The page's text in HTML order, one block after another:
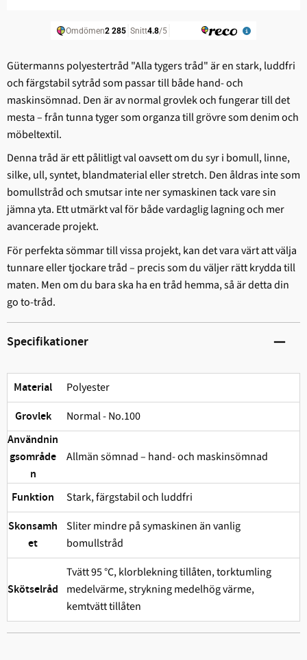
Gütermanns polyestertråd "Alla tygers tråd" är en stark, ludd­fri
och färgstabil sytråd som passar till både hand- och
maskinsömnad. Den är av normal grovlek och fungerar till det
mesta – från tunna tyger som organza till grövre som denim och
möbeltextil.
Denna tråd är ett pålitligt val oavsett om du syr i bomull, linne,
silke, ull, syntet, blandmaterial eller stretch. Den åldras inte som
bomullstråd och smutsar inte ner symaskinen tack vare sin
jämna yta. Ett utmärkt val för både vardaglig lagning och mer
avancerade projekt.
För perfekta sömmar till vissa projekt, kan det vara värt att välja
tunnare eller tjockare tråd – precis som du väljer rätt krydda till
maten. Men om du bara ska ha en tråd hemma, så är detta din
go to-tråd.
Specifikationer
Material Polyester
Grovlek Normal - No.100
Användnin
gsområde
n
Allmän sömnad – hand- och maskinsömnad
Funktion Stark, färgstabil och ludd­fri
Skonsamh
et
Sliter mindre på symaskinen än vanlig
bomullstråd
Skötselråd
Tvätt 95 °C, klorblekning tillåten, torktumling
medelvärme, strykning medelhög värme,
kemtvätt tillåten